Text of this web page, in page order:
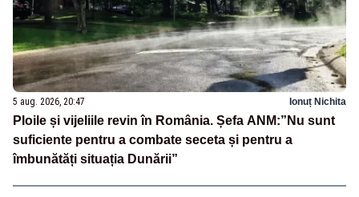
5 aug. 2026, 20:47 Ionuț Nichita
Ploile și vijeliile revin în România. Șefa ANM:”Nu sunt
suficiente pentru a combate seceta și pentru a
îmbunătăți situația Dunării”